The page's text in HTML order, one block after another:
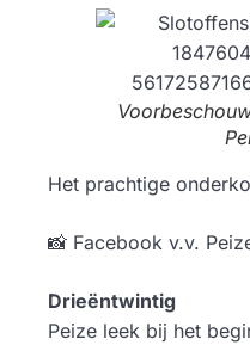
Het prachtige
📸 Facebook v.v.
Drieëntwintig
Peize leek bij het